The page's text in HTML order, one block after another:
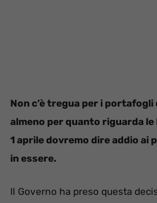
Non c’è tregua per i
almeno per quanto riguarda
1 aprile dovremo dire addio ai
in essere.
Il Governo ha preso questa